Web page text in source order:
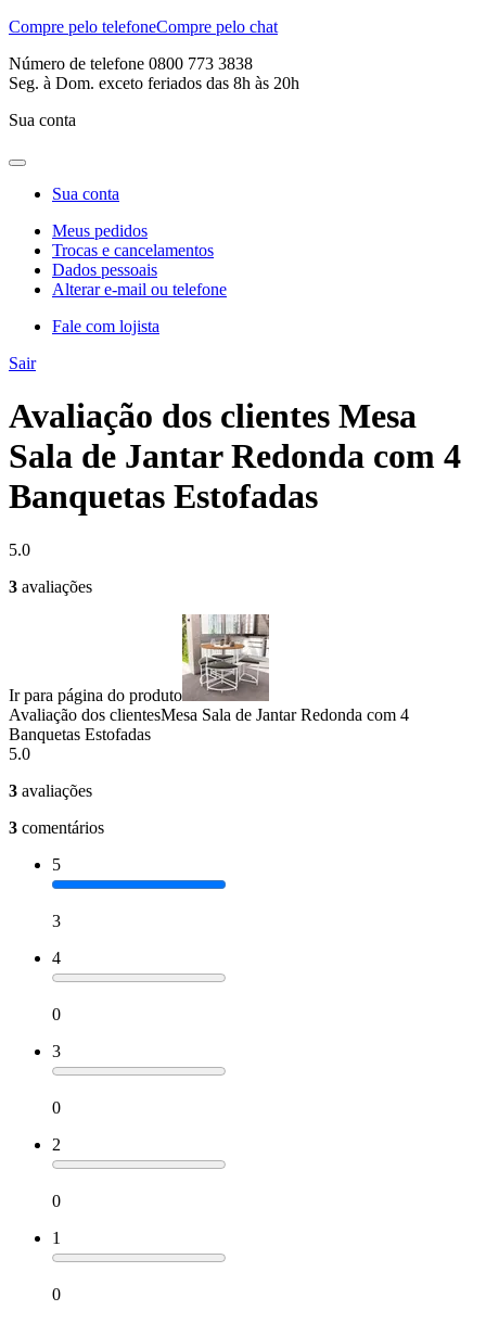
Compre pelo telefoneCompre pelo chat
Número de telefone 0800 773 3838
Seg. à Dom. exceto feriados das 8h às 20h
Sua conta
Sua conta
Meus pedidos
Trocas e cancelamentos
Dados pessoais
Alterar e-mail ou telefone
Fale com lojista
Sair
Avaliação dos clientes Mesa
Sala de Jantar Redonda com 4
Banquetas Estofadas
5.0
3 avaliações
Ir para página do produto
Avaliação dos clientesMesa Sala de Jantar Redonda com 4
Banquetas Estofadas
5.0
3 avaliações
3 comentários
5
3
4
0
3
0
2
0
1
0